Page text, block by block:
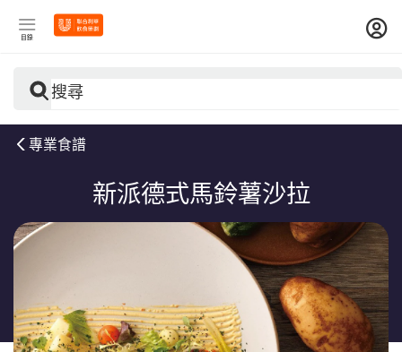
目錄
搜尋
專業食譜
新派德式馬鈴薯沙拉